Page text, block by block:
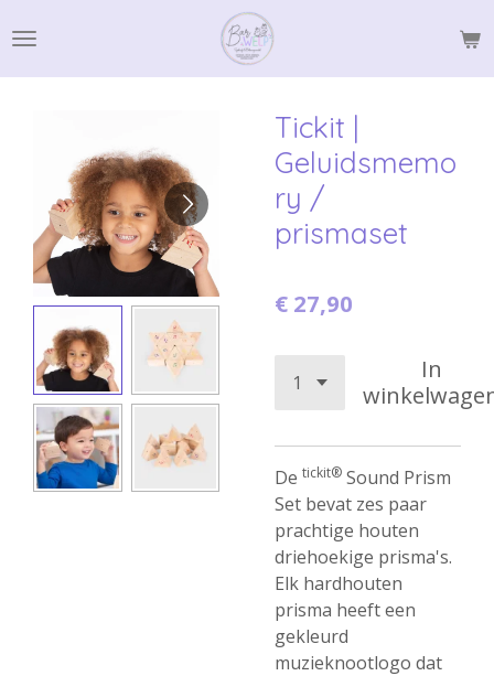
direct
naar
Tickit |
Geluidsmemo
ry /
prismaset
€ 27,90
In
De tickit® Sound Prism
Set bevat zes paar
prachtige houten
driehoekige prisma's.
Elk hardhouten
prisma heeft een
gekleurd
muzieknootlogo dat